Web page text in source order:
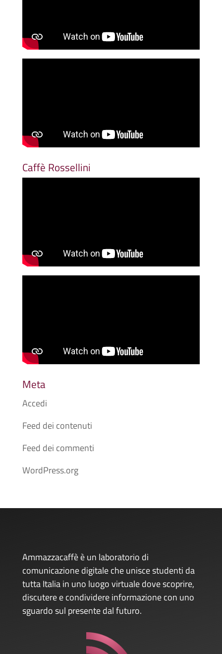
Caffè Rossellini
Meta
Accedi
Feed dei contenuti
Feed dei commenti
WordPress.org
Ammazzacaffè è un laboratorio di
comunicazione digitale che unisce studenti da
tutta Italia in uno luogo virtuale dove scoprire,
discutere e condividere informazione con uno
sguardo sul presente dal futuro.